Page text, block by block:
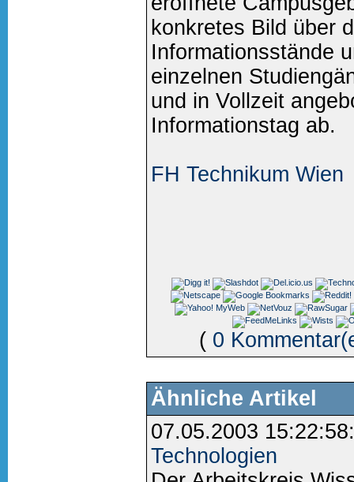
konkretes Bild über
Informationsstände
einzelnen
und in Vollzeit
Informationstag ab.
FH Technikum Wien
( 0
Ähnliche Artikel
07.05.2003
Technologien